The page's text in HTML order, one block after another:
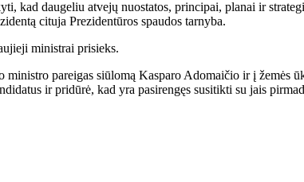
kad daugeliu atvejų nuostatos, principai, planai ir
cituja Prezidentūros spaudos tarnyba.
ministrai prisieks.
pareigas siūlomą Kasparo Adomaičio ir į
ir pridūrė, kad yra pasirengęs susitikti su jais